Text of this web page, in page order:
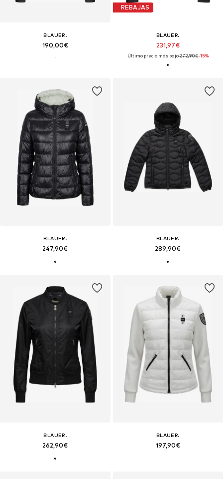
BLAUER.
190,00€
REBAJAS
BLAUER.
231,97€
Último precio más bajo:272,90€-15%
BLAUER.
247,90€
BLAUER.
289,90€
BLAUER.
262,90€
BLAUER.
197,90€